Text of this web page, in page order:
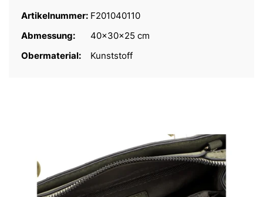
Artikelnummer: F201040110
Abmessung:
40x30x25 cm
Obermaterial:
Kunststoff